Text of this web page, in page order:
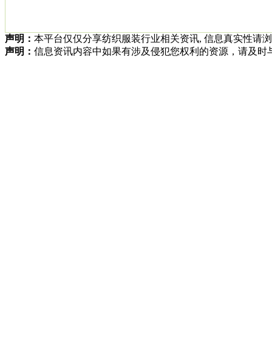
声明： 本平台仅仅分享纺织服装行业相关资讯, 信息真实性请
声明： 信息资讯内容中如果有涉及侵犯您权利的资源，请及时